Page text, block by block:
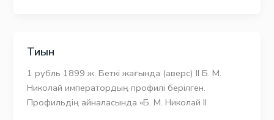
Тиын
1 рубль 1899 ж. Беткі жағында (аверс) ІІ Б. М.
Николай императордың профилі берілген.
Профильдің айналасында «Б. М. Николай ІІ